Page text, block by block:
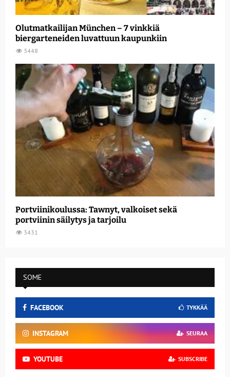
Olutmatkailijan München – 7 vinkkiä
biergarteneiden luvattuun kaupunkiin
3448
Portviinikoulussa: Tawnyt, valkoiset sekä
portviinin säilytys ja tarjoilu
3431
SOME
FACEBOOK TYKKÄÄ
INSTAGRAM SEURAA
YOUTUBE SUBSCRIBE